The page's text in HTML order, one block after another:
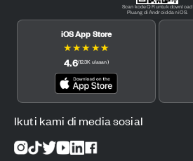
Scan kode QR untuk download
Pluang di Android dan iOS.
iOS App Store
★★★ ★★
4.6(12.3K ulasan)
Ikuti kami di media sosial